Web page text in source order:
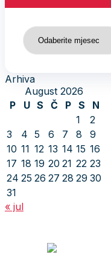
Arhiva
Arhiva
August 2026
P
U S Č P S
N
1
2
3
4 5 6 7 8
9
10 11 12 13 14 15 16
17 18 19 20 21 22 23
24 25 26 27 28 29 30
31
« jul